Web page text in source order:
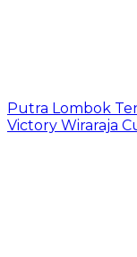
Putra Lombok
Victory Wiraraja